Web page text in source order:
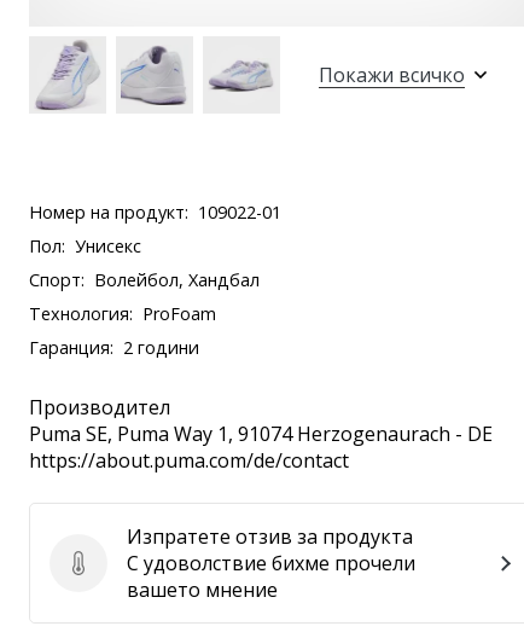
Покажи всичко
Номер на продукт: 109022-01
Пол: Унисекс
Спорт: Волейбол, Хандбал
Технология: ProFoam
Гаранция: 2 години
Производител
Puma SE, Puma Way 1, 91074 Herzogenaurach - DE
https://about.puma.com/de/contact
Изпратете отзив за продукта
Изпратете отзив за продукта
С удоволствие бихме прочели
вашето мнение